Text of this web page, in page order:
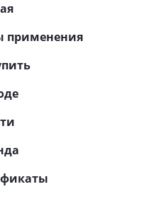
применения